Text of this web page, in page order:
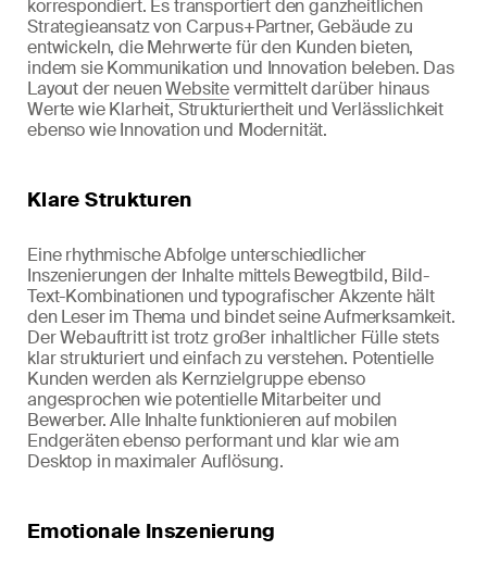
korrespondiert. Es transportiert den ganzheitlichen
Strategieansatz von Carpus+Partner, Gebäude zu
entwickeln, die Mehrwerte für den Kunden bieten,
indem sie Kommunikation und Innovation beleben. Das
Layout der neuenWebsitevermittelt darüber hinaus
Werte wie Klarheit, Strukturiertheit und Verlässlichkeit
ebenso wie Innovation und Modernität.
Klare Strukturen
Eine rhythmische Abfolge unterschiedlicher
Inszenierungen der Inhalte mittels Bewegtbild, Bild-
Text-Kombinationen und typografischer Akzente hält
den Leser im Thema und bindet seine Aufmerksamkeit.
Der Webauftritt ist trotz großer inhaltlicher Fülle stets
klar strukturiert und einfach zu verstehen. Potentielle
Kunden werden als Kernzielgruppe ebenso
angesprochen wie potentielle Mitarbeiter und
Bewerber. Alle Inhalte funktionieren auf mobilen
Endgeräten ebenso performant und klar wie am
Desktop in maximaler Auflösung.
Emotionale Inszenierung